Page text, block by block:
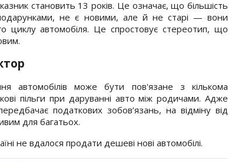
становить 13 років. Це означає, що більшість
подарунками, не є новими, але й не старі — вони
циклу автомобіля. Це спростовує стереотип, що
автомобілів може бути пов'язане з кількома
пільги при даруванні авто між родичами. Адже
податкових зобов’язань, на відміну від
для багатьох.
не вдалося продати дешеві нові автомобілі.